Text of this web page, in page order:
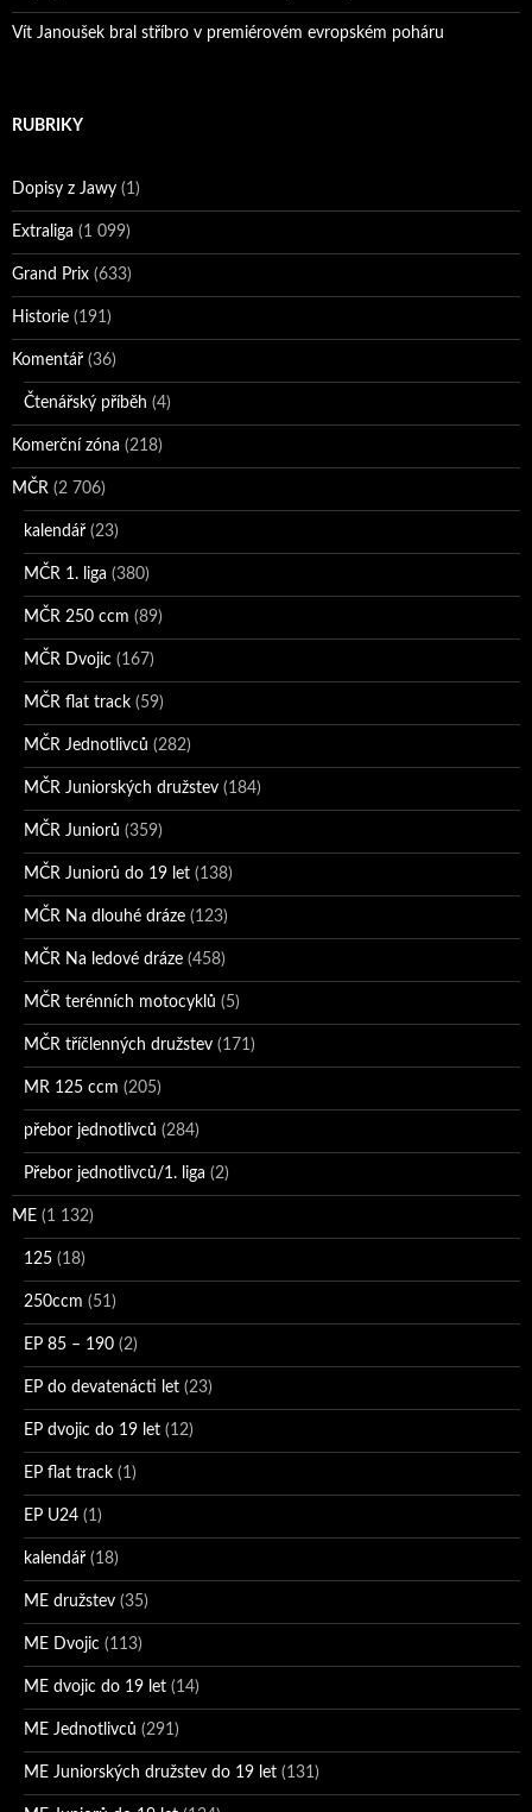
Vít Janoušek bral stříbro v premiérovém evropském poháru
RUBRIKY
Dopisy z Jawy (1)
Extraliga (1 099)
Grand Prix (633)
Historie (191)
Komentář (36)
Čtenářský příběh (4)
Komerční zóna (218)
MČR (2 706)
kalendář (23)
MČR 1. liga (380)
MČR 250 ccm (89)
MČR Dvojic (167)
MČR flat track (59)
MČR Jednotlivců (282)
MČR Juniorských družstev (184)
MČR Juniorů (359)
MČR Juniorů do 19 let (138)
MČR Na dlouhé dráze (123)
MČR Na ledové dráze (458)
MČR terénních motocyklů (5)
MČR tříčlenných družstev (171)
MR 125 ccm (205)
přebor jednotlivců (284)
Přebor jednotlivců/1. liga (2)
ME (1 132)
125 (18)
250ccm (51)
EP 85 – 190 (2)
EP do devatenácti let (23)
EP dvojic do 19 let (12)
EP flat track (1)
EP U24 (1)
kalendář (18)
ME družstev (35)
ME Dvojic (113)
ME dvojic do 19 let (14)
ME Jednotlivců (291)
ME Juniorských družstev do 19 let (131)